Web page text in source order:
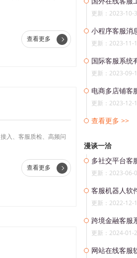
查看更多
入、客服质检、高频问
查看更多
更新：2023-10-
小程序客服消
更新：2023-11-
国际客服系统
更新：2023-09-
电商多店铺客
更新：2023-12-
查看更多 >>
漫谈一洽
更新：2023-06-
客服机器人软
更新：2022-12-
跨境金融客服
更新：2024-01-
网站在线客服